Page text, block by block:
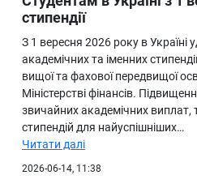
Ukraine
Про нас
стипендії
З 1 вересня 2026 року в Україні
академічних та іменних
вищої та фахової передвищої
Міністерстві фінансів.
звичайних академічних виплат,
стипендій для найуспішніших…
Читати далі
2026-06-14, 11:38